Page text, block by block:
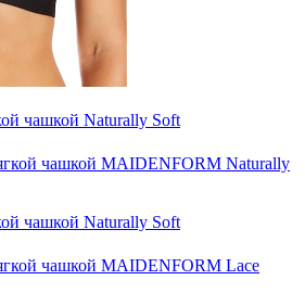
чашкой Naturally Soft
чашкой Naturally Soft